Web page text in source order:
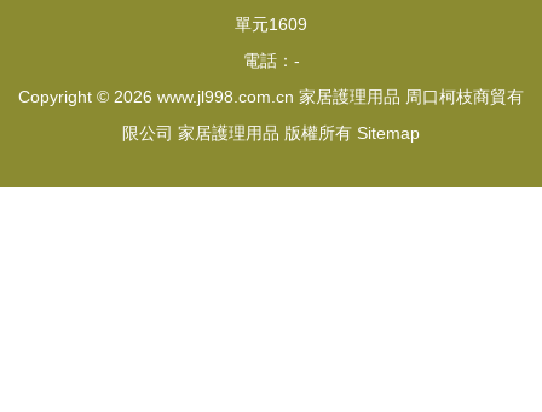
單元1609
電話：-
Copyright © 2026 www.jl998.com.cn 家居護理用品 周口柯枝商貿有
限公司 家居護理用品 版權所有 Sitemap